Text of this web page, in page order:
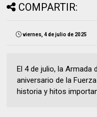
COMPARTIR:
viernes, 4 de julio de 2025
El 4 de julio, la Armada
aniversario de la
historia y hitos